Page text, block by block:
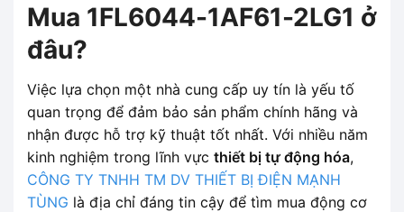
Mua 1FL6044-1AF61-2LG1 ở
đâu?
Việc lựa chọn một nhà cung cấp uy tín là yếu tố
quan trọng để đảm bảo sản phẩm chính hãng và
nhận được hỗ trợ kỹ thuật tốt nhất. Với nhiều năm
kinh nghiệm trong lĩnh vực thiết bị tự động hóa,
CÔNG TY TNHH TM DV THIẾT BỊ ĐIỆN MẠNH
TÙNG là địa chỉ đáng tin cậy để tìm mua động cơ